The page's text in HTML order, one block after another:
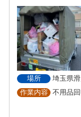
場所
埼玉県
作業内容
不用品